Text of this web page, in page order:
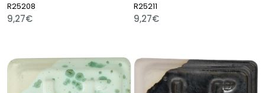
R25208
9,27€
R25211
9,27€